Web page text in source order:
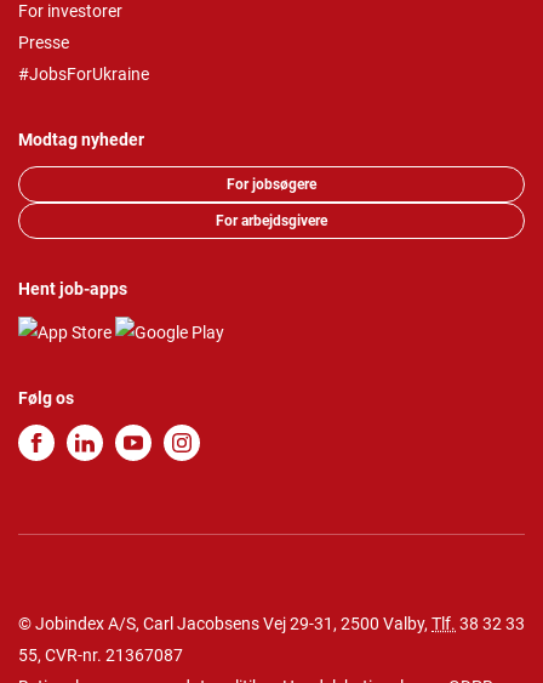
For investorer
Presse
#JobsForUkraine
Modtag nyheder
For jobsøgere
For arbejdsgivere
Hent job-apps
Følg os
© Jobindex A/S, Carl Jacobsens Vej 29-31, 2500 Valby, Tlf. 38 32 33
55, CVR-nr. 21367087